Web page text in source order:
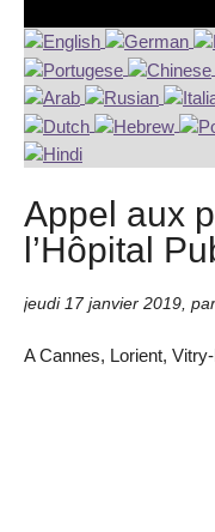
Appel aux
l’Hôpital
jeudi 17 janvier 2019 par
A Cannes, Lorient,